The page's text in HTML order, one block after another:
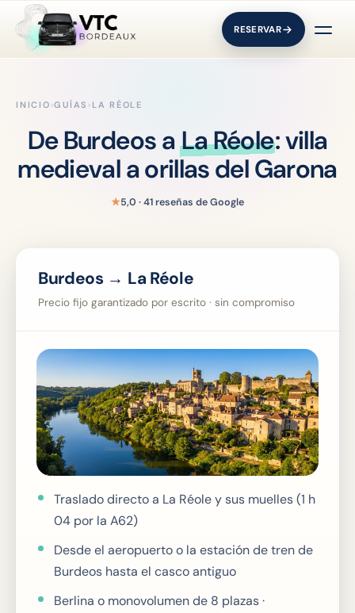
RESERVAR
INICIO ›GUÍAS › LA RÉOLE
De Burdeos aLa Réole: villa
medieval a orillas del Garona
★5,0 · 41 reseñas de Google
Burdeos → La Réole
Precio fijo garantizado por escrito · sin compromiso
Traslado directo a La Réole y sus muelles (1 h
04 por la A62)
Desde el aeropuerto o la estación de tren de
Burdeos hasta el casco antiguo
Berlina o monovolumen de 8 plazas ·